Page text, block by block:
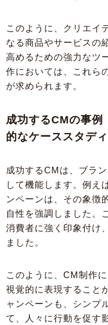
このように、クリエイ
なる商品やサービスの
高めるための強力なツ
作においては、これら
が求められます。
成功するCMの事例
的なケーススタディ
成功するCMは、ブラ
して機能します。例え
ンペーンは、その象徴
自性を強調しました。
消費者に強く印象付け
ました。
このように、CM制作
視覚的に表現すること
ャンペーンも、シンプ
て、人々に行動を促す